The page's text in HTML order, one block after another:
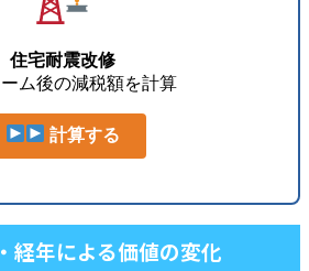
住宅耐震改修
ム後の減税額を計算
計算する
経年による価値の変化